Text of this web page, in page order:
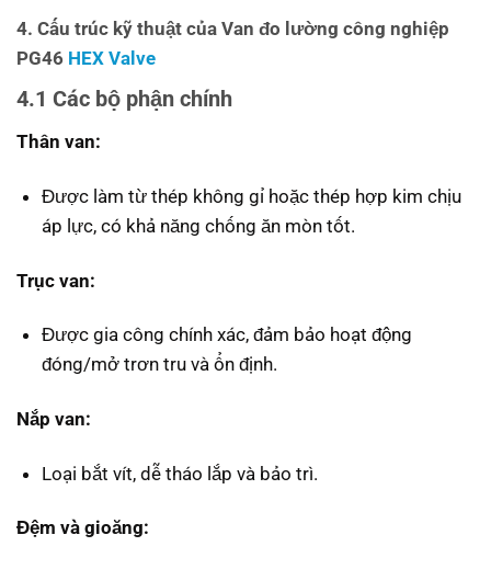
4. Cấu trúc kỹ thuật của Van đo lường công nghiệp
PG46 HEX Valve
4.1 Các bộ phận chính
Thân van:
Được làm từ thép không gỉ hoặc thép hợp kim chịu
áp lực, có khả năng chống ăn mòn tốt.
Trục van:
Được gia công chính xác, đảm bảo hoạt động
đóng/mở trơn tru và ổn định.
Nắp van:
Loại bắt vít, dễ tháo lắp và bảo trì.
Đệm và gioăng: